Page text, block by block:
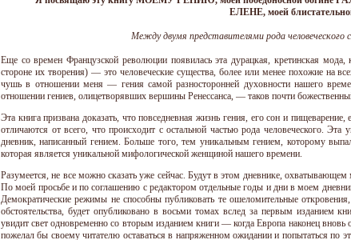
ЕЛЕНЕ, моей
Между двумя представителями рода
Еще со времен Французской революции появилась эта дурацкая, кретинская
стороне их творения) — это человеческие существа, более или менее похожие на
чушь в отношении меня — гения самой разносторонней духовности нашего
отношении гениев, олицетворявших вершины Ренессанса, — таков почти
Эта книга призвана доказать, что повседневная жизнь гения, его сон и
отличаются от всего, что происходит с остальной частью рода человеческого.
дневник, написанный гением. Больше того, тем уникальным гением, которому
которая является уникальной мифологической женщиной нашего времени.
Разумеется, не все можно сказать уже сейчас. Будут в этом дневнике,
По моей просьбе и по соглашению с редактором отдельные годы и дни в моем
Демократические режимы не способны публиковать те ошеломительные
обстоятельства, будет опубликовано в восьми томах вслед за первым изданием
увидит свет одновременно со вторым изданием книги — когда Европа наконец
пожелал бы своему читателю оставаться в напряженном ожидании и попытаться по